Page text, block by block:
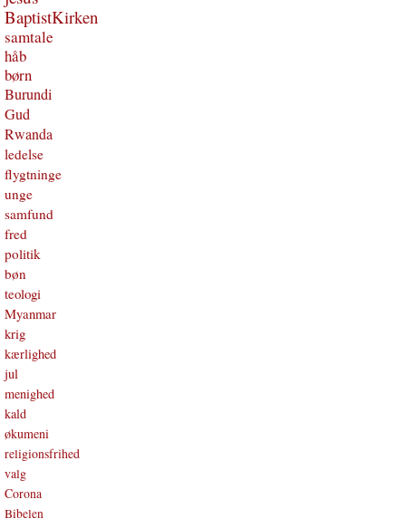
BaptistKirken
samtale
håb
børn
Burundi
Gud
Rwanda
ledelse
flygtninge
unge
samfund
fred
politik
bøn
teologi
Myanmar
krig
kærlighed
jul
menighed
kald
økumeni
religionsfrihed
valg
Corona
Bibelen